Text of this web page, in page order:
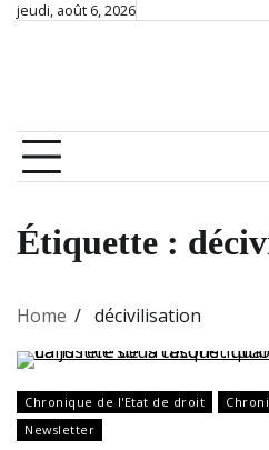
Skipjeudi, août 6, 2026
Étiquette :
Home décivilisation
Chronique de l'Etat de droit
Newsletter